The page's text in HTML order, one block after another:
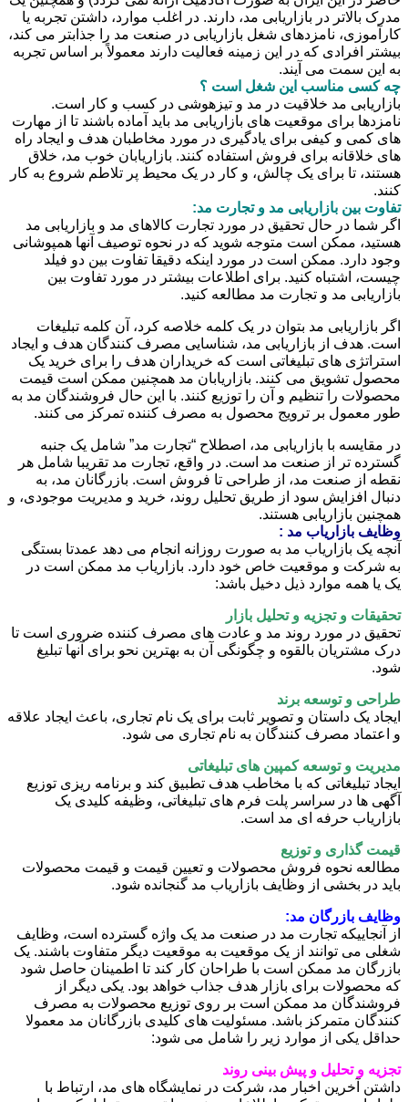
مدرک بالاتر در بازاریابی مد، دارند. در اغلب موارد، داشتن تجربه یا
کارآموزی، نامزدهای شغل بازاریابی در صنعت مد را جذابتر می کند،
بیشتر افرادی که در این زمینه فعالیت دارند معمولاً بر اساس تجربه
به این سمت می آیند.
چه کسی مناسب این شغل است ؟
بازاریابی مد خلاقیت در مد و تیزهوشی در کسب و کار است.
نامزدها برای موقعیت های بازاریابی مد باید آماده باشند تا از مهارت
های کمی و کیفی برای یادگیری در مورد مخاطبان هدف و ایجاد راه
های خلاقانه برای فروش استفاده کنند. بازاریابان خوب مد، خلاق
هستند، تا برای یک چالش، و کار در یک محیط پر تلاطم شروع به کار
کنند.
تفاوت بین بازاریابی مد و تجارت مد:
اگر شما در حال تحقیق در مورد تجارت کالاهای مد و بازاریابی مد
هستید، ممکن است متوجه شوید که در نحوه توصیف آنها همپوشانی
وجود دارد. ممکن است در مورد اینکه دقیقا تفاوت بین دو فیلد
چیست، اشتباه کنید. برای اطلاعات بیشتر در مورد تفاوت بین
بازاریابی مد و تجارت مد مطالعه کنید.
اگر بازاریابی مد بتوان در یک کلمه خلاصه کرد، آن کلمه تبلیغات
است. هدف از بازاریابی مد، شناسایی مصرف کنندگان هدف و ایجاد
استراتژی های تبلیغاتی است که خریداران هدف را برای خرید یک
محصول تشویق می کنند. بازاریابان مد همچنین ممکن است قیمت
محصولات را تنظیم و آن را توزیع کنند. با این حال فروشندگان مد به
طور معمول بر ترویج محصول به مصرف کننده تمرکز می کنند.
در مقایسه با بازاریابی مد، اصطلاح “تجارت مد” شامل یک جنبه
گسترده تر از صنعت مد است. در واقع، تجارت مد تقریبا شامل هر
نقطه از صنعت مد، از طراحی تا فروش است. بازرگانان مد، به
دنبال افزایش سود از طریق تحلیل روند، خرید و مدیریت موجودی، و
همچنین بازاریابی هستند.
وظایف بازاریاب مد :
آنچه یک بازاریاب مد به صورت روزانه انجام می دهد عمدتا بستگی
به شرکت و موقعیت خاص خود دارد. بازاریاب مد ممکن است در
یک یا همه موارد ذیل دخیل باشد:
تحقیقات و تجزیه و تحلیل بازار
تحقیق در مورد روند مد و عادت های مصرف کننده ضروری است تا
درک مشتریان بالقوه و چگونگی آن به بهترین نحو برای آنها تبلیغ
شود.
طراحی و توسعه برند
ایجاد یک داستان و تصویر ثابت برای یک نام تجاری، باعث ایجاد علاقه
و اعتماد مصرف کنندگان به نام تجاری می شود.
مدیریت و توسعه کمپین های تبلیغاتی
ایجاد تبلیغاتی که با مخاطب هدف تطبیق کند و برنامه ریزی توزیع
آگهی ها در سراسر پلت فرم های تبلیغاتی، وظیفه کلیدی یک
بازاریاب حرفه ای مد است.
قیمت گذاری و توزیع
مطالعه نحوه فروش محصولات و تعیین قیمت و قیمت محصولات
باید در بخشی از وظایف بازاریاب مد گنجانده شود.
وظایف بازرگان مد:
از آنجاییکه تجارت مد در صنعت مد یک واژه گسترده است، وظایف
شغلی می توانند از یک موقعیت به موقعیت دیگر متفاوت باشند. یک
بازرگان مد ممکن است با طراحان کار کند تا اطمینان حاصل شود
که محصولات برای بازار هدف جذاب خواهد بود. یکی دیگر از
فروشندگان مد ممکن است بر روی توزیع محصولات به مصرف
کنندگان متمرکز باشد. مسئولیت های کلیدی بازرگانان مد معمولا
حداقل یکی از موارد زیر را شامل می شود:
تجزیه و تحلیل و پیش بینی روند
داشتن آخرین اخبار مد، شرکت در نمایشگاه های مد، ارتباط با